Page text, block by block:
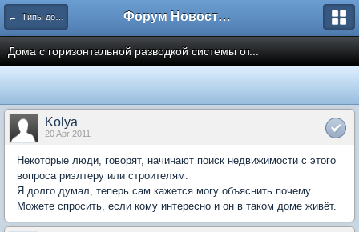
← Типы домов Форум Новостройки
Дома с горизонтальной разводкой системы от...
Kolya
20 Apr 2011
Некоторые люди, говорят, начинают поиск недвижимости с этого
вопроса риэлтеру или строителям.
Я долго думал, теперь сам кажется могу объяснить почему.
Можете спросить, если кому интересно и он в таком доме живёт.